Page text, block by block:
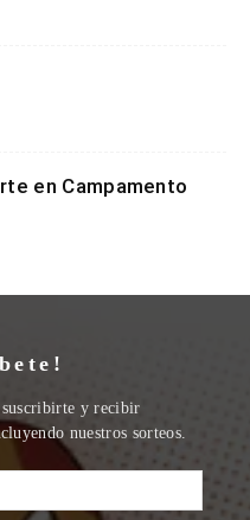
en Campamento
y recibir
nuestros sorteos.